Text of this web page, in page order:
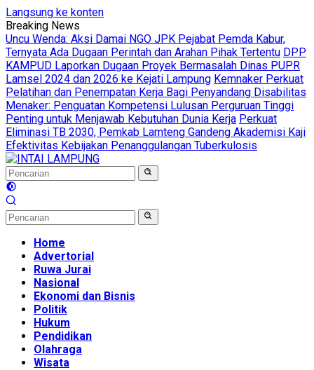
Langsung ke konten
Breaking News
Uncu Wenda: Aksi Damai NGO JPK Pejabat Pemda Kabur,
Ternyata Ada Dugaan Perintah dan Arahan Pihak Tertentu DPP
KAMPUD Laporkan Dugaan Proyek Bermasalah Dinas PUPR
Lamsel 2024 dan 2026 ke Kejati Lampung Kemnaker Perkuat
Pelatihan dan Penempatan Kerja Bagi Penyandang Disabilitas
Menaker: Penguatan Kompetensi Lulusan Perguruan Tinggi
Penting untuk Menjawab Kebutuhan Dunia Kerja Perkuat
Eliminasi TB 2030, Pemkab Lamteng Gandeng Akademisi Kaji
Efektivitas Kebijakan Penanggulangan Tuberkulosis
Home
Advertorial
Ruwa Jurai
Nasional
Ekonomi dan Bisnis
Politik
Hukum
Pendidikan
Olahraga
Wisata